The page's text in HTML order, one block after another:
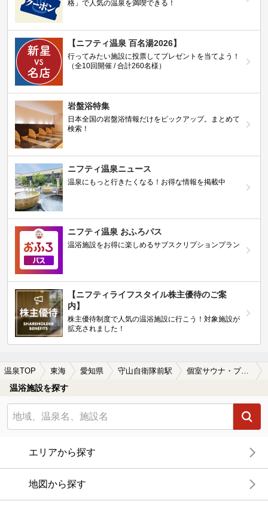
格」で人気の温泉を満喫できる！
【ニフティ温泉 百名湯2026】
行ってみたい施設に投票してプレゼントを当てよう！
（全10回開催 / 合計260名様）
岩盤浴特集
日本全国の岩盤浴情報だけをピックアップ。まとめて
検索！
ニフティ温泉ニュース
温泉にもっと行きたくなる！お得な情報を掲載中
ニフティ温泉 おふろパス
温浴施設をお得に楽しめるサブスクリプションプラン
【ニフティライフスタイル株主優待のご案
内】
株主優待制度で人気の温浴施設に行こう！対象施設が
拡充されました！
温泉TOP 東海 愛知県 守山自衛隊前駅 個室サウナ・プライベートサウナがある守山自衛隊前駅近くの温泉、日帰り温泉、スーパー銭湯おすすめ
温浴施設を探す
エリアから探す
地図から探す